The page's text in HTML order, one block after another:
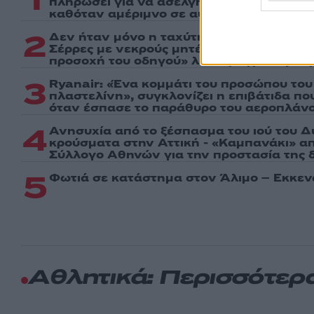
καθόταν αμέριμνο σε αυλή επιχείρησης
2 Δεν ήταν μόνο η ταχύτητα που οδήγησε
Σέρρες με νεκρούς μητέρα και γιο -
προσοχή του οδηγού» λέει
3 Ryanair: «Ένα κομμάτι του προσώπου
πλαστελίνη», συγκλονίζει η επιβάτιδα
όταν έσπασε το παράθυρο του
4Ανησυχία από το ξέσπασμα του ιού του
κρούσματα στην Αττική - «Καμπανάκι»
Σύλλογο Αθηνών για την προστασία της
5 Φωτιά σε κατάστημα στον Άλιμο –
Αθλητικά: